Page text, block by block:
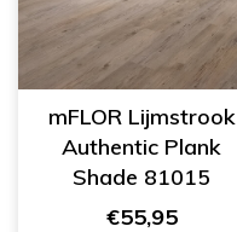
mFLOR Lijmstrook
Authentic Plank
Shade 81015
€55,95